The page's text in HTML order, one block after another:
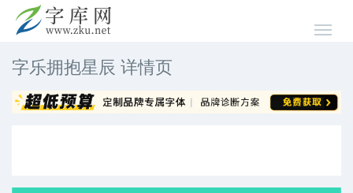
字乐拥抱星辰 详情页